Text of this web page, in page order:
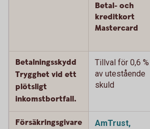
Betal- och
kreditkort
Mastercard
Betalningsskydd
Trygghet vid ett
plötsligt
inkomstbortfall.
Tillval för 0,6 %
av utestående
skuld
Försäkringsgivare
AmTrust,